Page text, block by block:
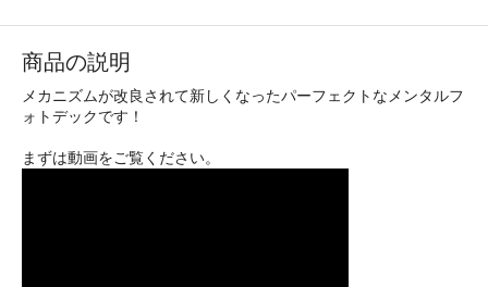
商品の説明
メカニズムが改良されて新しくなったパーフェクトなメンタルフ
ォトデックです！
まずは動画をご覧ください。